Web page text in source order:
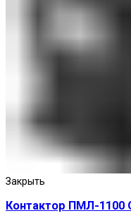
Закрыть
Контактор ПМЛ-1100